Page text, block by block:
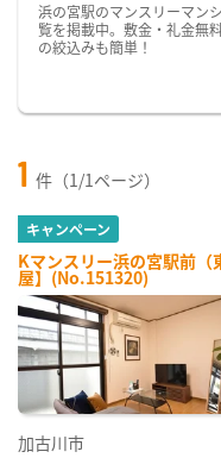
浜の宮駅のマンスリーマン
覧を掲載中。敷金・礼金無
の絞込みも簡単！
1 件（1/1ページ）
キャンペーン
Kマンスリー浜の宮駅前
屋】(No.151320)
加古川市